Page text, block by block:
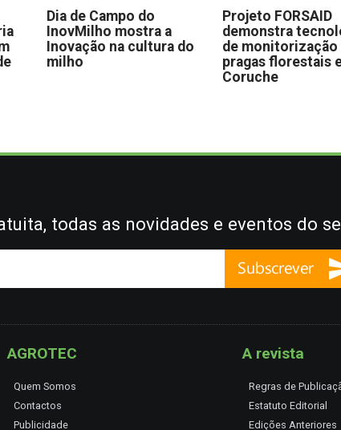
Dia de Campo do
InovMilho mostra a
Inovação na cultura do
milho
Projeto FORSAID
demonstra
de monitorização
pragas florestais
Coruche
todas as novidades e eventos do
AGROTEC
Quem Somos
Contactos
Publicidade
A revista
Regras de
Estatuto Editorial
Edições Anteriores